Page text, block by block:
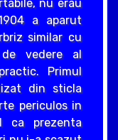
nu erau
a aparut
similar cu
vedere al
Primul
din sticla
periculos in
ca prezenta